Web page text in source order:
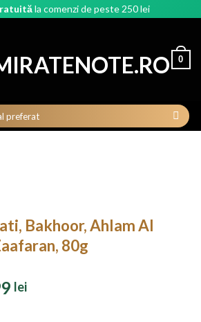
la comenzi de peste 250 lei
0
Bakhoor, Ahlam Al
80g
leiPrețul